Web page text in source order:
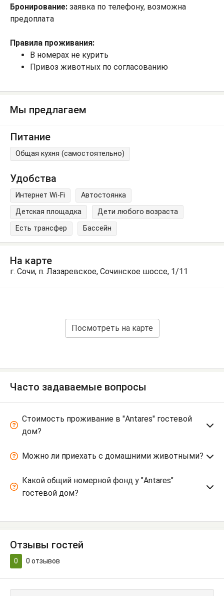
Бронирование: заявка по телефону, возможна
предоплата
Правила проживания:
В номерах не курить
Привоз животных по согласованию
Мы предлагаем
Питание
Общая кухня (самостоятельно)
Удобства
Интернет Wi-Fi
Автостоянка
Детская площадка
Дети любого возраста
Есть трансфер
Бассейн
На карте
г. Сочи, п. Лазаревское, Сочинское шоссе, 1/11
Посмотреть на карте
Часто задаваемые вопросы
Стоимость проживание в "Antares" гостевой
дом?
Можно ли приехать с домашними животными?
Какой общий номерной фонд у "Antares"
гостевой дом?
Отзывы гостей
0 0 отзывов